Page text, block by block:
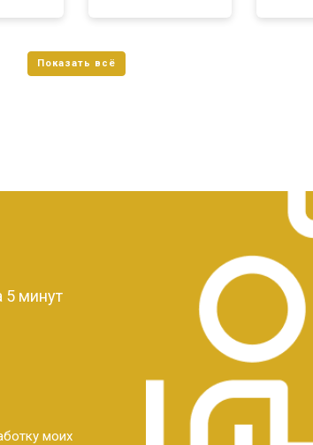
5 минут
моих